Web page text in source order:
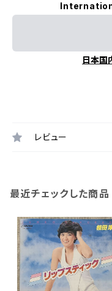
日本国
レビュー
最近チェックした商品